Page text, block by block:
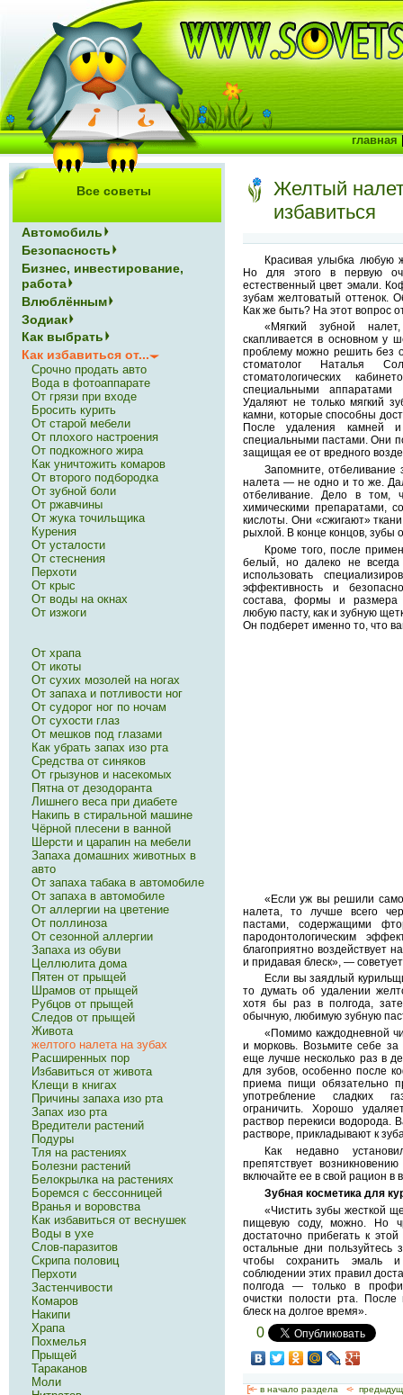
Желтый
избавиться
Красивая улыбка любую
Но для этого в первую
естественный цвет эмали.
зубам желтоватый оттенок.
Как же быть? На этот вопрос
«Мягкий зубной
скапливается в основном у
проблему можно решить без
стоматолог Наталья
стоматологических
специальными аппаратами
Удаляют не только мягкий
камни, которые способны
После удаления камней
специальными пастами. Они
защищая ее от вредного
Запомните, отбеливание
налета — не одно и то же.
отбеливание. Дело в том,
химическими препаратами,
кислоты. Они «сжигают»
рыхлой. В конце концов, зубы
Кроме того, после
белый, но далеко не всегда
использовать
эффективность и
состава, формы и размера
любую пасту, как и зубную
Он подберет именно то, что
«Если уж вы решили
налета, то лучше всего
пастами, содержащими
пародонтологическим
благоприятно воздействует
и придавая блеск», —
Если вы заядлый
то думать об удалении
хотя бы раз в полгода,
обычную, любимую зубную
«Помимо каждодневной
и морковь. Возьмите себе
еще лучше несколько раз в
для зубов, особенно после
приема пищи обязательно
употребление сладких
ограничить. Хорошо
раствор перекиси водорода.
растворе, прикладывают к
Как недавно
препятствует
включайте ее в свой рацион в
Зубная косметика для
«Чистить зубы жесткой
пищевую соду, можно. Но
достаточно прибегать к
остальные дни пользуйтесь
чтобы сохранить эмаль
соблюдении этих правил
полгода — только в
очистки полости рта.
блеск на долгое время».
0
[<— в начало раздела <-
Все советы
Автомобиль
Безопасность
Бизнес, инвестирование,
работа
Влюблённым
Зодиак
Как выбрать
Как избавиться от...
Срочно продать авто
Вода в фотоаппарате
От грязи при входе
Бросить курить
От старой мебели
От плохого настроения
От подкожного жира
Как уничтожить комаров
От второго подбородка
От зубной боли
От ржавчины
От жука точильщика
Курения
От усталости
От стеснения
Перхоти
От крыс
От воды на окнах
От изжоги
От храпа
От икоты
От сухих мозолей на ногах
От запаха и потливости ног
От судорог ног по ночам
От сухости глаз
От мешков под глазами
Как убрать запах изо рта
Средства от синяков
От грызунов и насекомых
Пятна от дезодоранта
Лишнего веса при диабете
Накипь в стиральной машине
Чёрной плесени в ванной
Шерсти и царапин на мебели
Запаха домашних животных в
авто
От запаха табака в автомобиле
От запаха в автомобиле
От аллергии на цветение
От поллиноза
От сезонной аллергии
Запаха из обуви
Целлюлита дома
Пятен от прыщей
Шрамов от прыщей
Рубцов от прыщей
Следов от прыщей
Живота
желтого налета на зубах
Расширенных пор
Избавиться от живота
Клещи в книгах
Причины запаха изо рта
Запах изо рта
Вредители растений
Подуры
Тля на растениях
Болезни растений
Белокрылка на растениях
Боремся с бессонницей
Вранья и воровства
Как избавиться от веснушек
Воды в ухе
Слов-паразитов
Скрипа половиц
Перхоти
Застенчивости
Комаров
Накипи
Храпа
Похмелья
Прыщей
Тараканов
Моли
главная